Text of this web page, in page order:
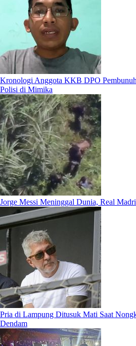
Kronologi Anggota KKB DPO
Polisi di Mimika
Jorge Messi Meninggal Dunia, Real
Pria di Lampung Ditusuk Mati Saat
Dendam